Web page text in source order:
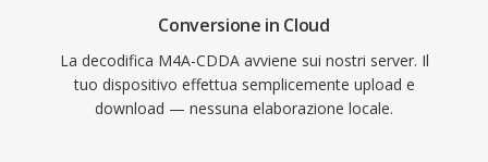
Conversione in Cloud
La decodifica M4A-CDDA avviene sui nostri server. Il
tuo dispositivo effettua semplicemente upload e
download — nessuna elaborazione locale.